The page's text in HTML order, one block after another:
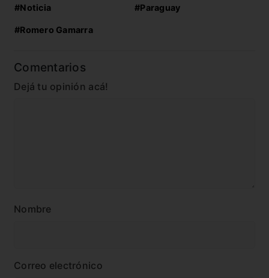
#Noticia #Paraguay
#Romero Gamarra
Comentarios
Dejá tu opinión acá!
Nombre
Correo electrónico